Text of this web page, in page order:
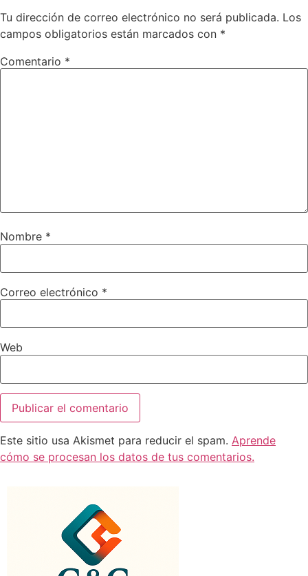
Tu dirección de correo electrónico no será publicada. Los
campos obligatorios están marcados con *
Comentario *
Nombre *
Correo electrónico *
Web
Este sitio usa Akismet para reducir el spam. Aprende
cómo se procesan los datos de tus comentarios.